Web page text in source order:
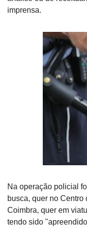
imprensa.
Na operação policial
busca, quer no
Coimbra, quer em
tendo sido